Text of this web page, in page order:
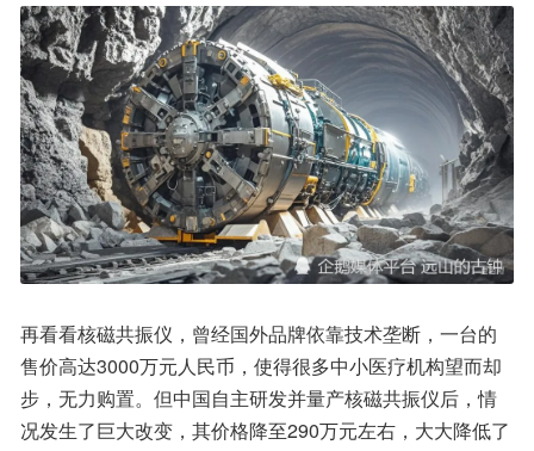
再看看核磁共振仪，曾经国外品牌依靠技术垄断，一台的
售价高达3000万元人民币，使得很多中小医疗机构望而却
步，无力购置。但中国自主研发并量产核磁共振仪后，情
况发生了巨大改变，其价格降至290万元左右，大大降低了